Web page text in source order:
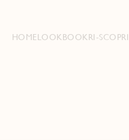
HOMELOOKBOOKRI-SCOPRI